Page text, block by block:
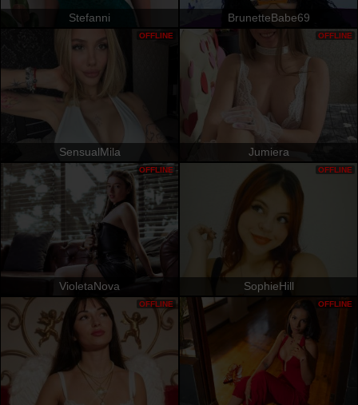
Stefanni BrunetteBabe69
SensualMila
OFFLINE
Jumiera
OFFLINE
VioletaNova
OFFLINE
SophieHill
OFFLINE
OFFLINE OFFLINE